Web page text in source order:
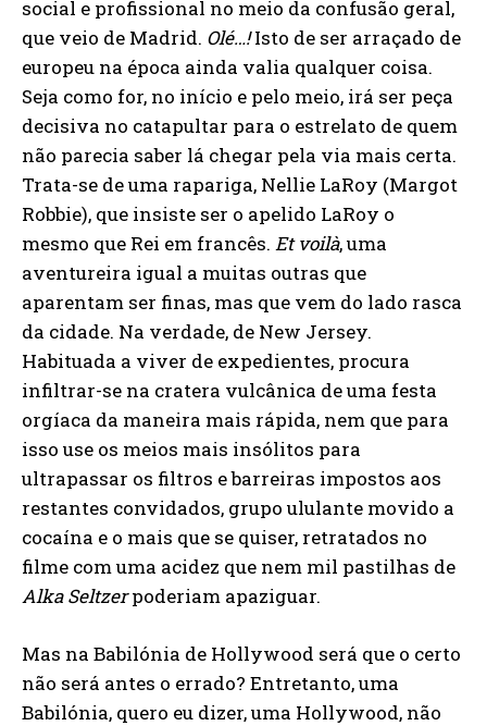
social e profissional no meio da confusão geral,
que veio de Madrid. Olé…!Isto de ser arraçado de
europeu na época ainda valia qualquer coisa.
Seja como for, no início e pelo meio, irá ser peça
decisiva no catapultar para o estrelato de quem
não parecia saber lá chegar pela via mais certa.
Trata-se de uma rapariga, Nellie LaRoy (Margot
Robbie), que insiste ser o apelido LaRoy o
mesmo que Rei em francês. Et voilà, uma
aventureira igual a muitas outras que
aparentam ser finas, mas que vem do lado rasca
da cidade. Na verdade, de New Jersey.
Habituada a viver de expedientes, procura
infiltrar-se na cratera vulcânica de uma festa
orgíaca da maneira mais rápida, nem que para
isso use os meios mais insólitos para
ultrapassar os filtros e barreiras impostos aos
restantes convidados, grupo ululante movido a
cocaína e o mais que se quiser, retratados no
filme com uma acidez que nem mil pastilhas de
Alka Seltzerpoderiam apaziguar.
Mas na Babilónia de Hollywood será que o certo
não será antes o errado? Entretanto, uma
Babilónia, quero eu dizer, uma Hollywood, não